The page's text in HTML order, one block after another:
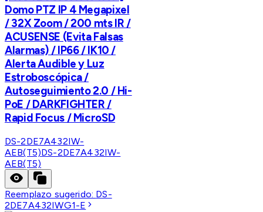
Domo PTZ IP 4 Megapixel
/ 32X Zoom / 200 mts IR /
ACUSENSE (Evita Falsas
Alarmas) / IP66 / IK10 /
Alerta Audible y Luz
Estroboscópica /
Autoseguimiento 2.0 / Hi-
PoE / DARKFIGHTER /
Rapid Focus / MicroSD
DS-2DE7A432IW-
AEB(T5)DS-2DE7A432IW-
AEB(T5)
Reemplazo sugerido: DS-
2DE7A432IWG1-E